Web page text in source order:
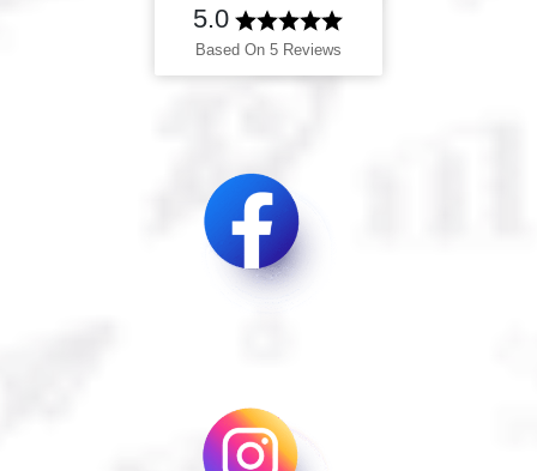
5.0
Based On 5 Reviews